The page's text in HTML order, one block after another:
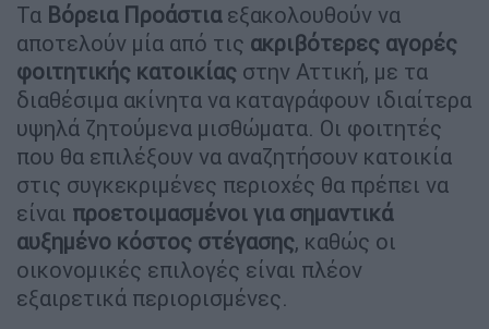
Τα Βόρεια Προάστιαεξακολουθούν να
αποτελούν μία από τις ακριβότερες αγορές
φοιτητικής κατοικίας στην Αττική, με τα
διαθέσιμα ακίνητα να καταγράφουν ιδιαίτερα
υψηλά ζητούμενα μισθώματα. Οι φοιτητές
που θα επιλέξουν να αναζητήσουν κατοικία
στις συγκεκριμένες περιοχές θα πρέπει να
είναι προετοιμασμένοι για σημαντικά
αυξημένο κόστος στέγασης, καθώς οι
οικονομικές επιλογές είναι πλέον
εξαιρετικά περιορισμένες.